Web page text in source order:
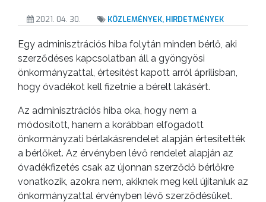
LAKOSSÁGI
HASZNOS
KVÍZ
2021. 04. 30. KÖZLEMÉNYEK, HIRDETMÉNYEK
Egy adminisztrációs hiba folytán minden bérlő, aki
szerződéses kapcsolatban áll a gyöngyösi
önkormányzattal, értesítést kapott arról áprilisban,
hogy óvadékot kell fizetnie a bérelt lakásért.
Az adminisztrációs hiba oka, hogy nem a
módosított, hanem a korábban elfogadott
önkormányzati bérlakásrendelet alapján értesítették
a bérlőket. Az érvényben lévő rendelet alapján az
óvadékfizetés csak az újonnan szerződő bérlőkre
vonatkozik, azokra nem, akiknek meg kell újítaniuk az
önkormányzattal érvényben lévő szerződésüket.